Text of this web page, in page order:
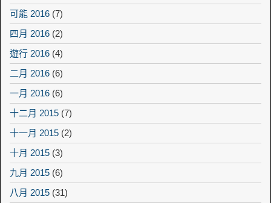
可能 2016 (7)
四月 2016 (2)
遊行 2016 (4)
二月 2016 (6)
一月 2016 (6)
十二月 2015 (7)
十一月 2015 (2)
十月 2015 (3)
九月 2015 (6)
八月 2015 (31)